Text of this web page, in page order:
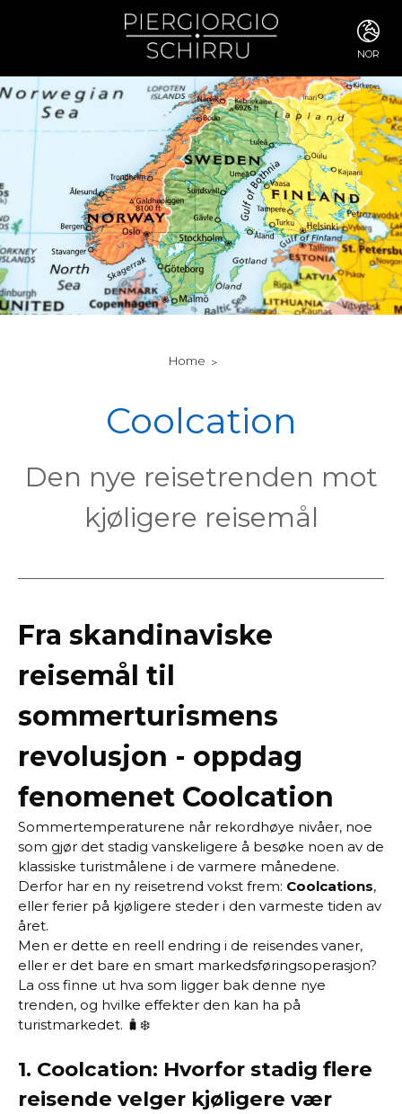
NOR
ITA
ENG
FRA
DEU
ESP
RUS
CHI
JPN
SVE
POR
ARA
KOR
Home
Coolcation
Den nye reisetrenden mot
kjøligere reisemål
Fra skandinaviske
reisemål til
sommerturismens
revolusjon - oppdag
fenomenet Coolcation
Sommertemperaturene når rekordhøye nivåer, noe
som gjør det stadig vanskeligere å besøke noen av de
klassiske turistmålene i de varmere månedene.
Derfor har en ny reisetrend vokst frem: Coolcations,
eller ferier på kjøligere steder i den varmeste tiden av
året.
Men er dette en reell endring i de reisendes vaner,
eller er det bare en smart markedsføringsoperasjon?
La oss finne ut hva som ligger bak denne nye
trenden, og hvilke effekter den kan ha på
turistmarkedet. 🧳❄️
1. Coolcation: Hvorfor stadig flere
reisende velger kjøligere vær